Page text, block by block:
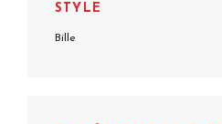
STYLE
Bille